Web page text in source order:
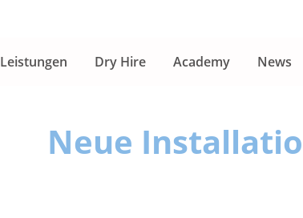
Leistungen Dry Hire Academy News
Neue